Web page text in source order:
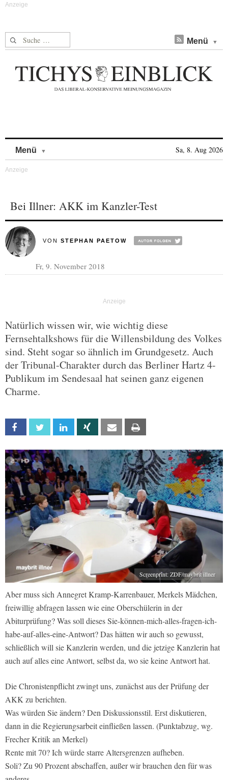
Suche nach: Menü
Menü Sa, 8. Aug 2026
Bei Illner: AKK im Kanzler-Test
VON STEPHAN PAETOW
Fr, 9. November 2018
Natürlich wissen wir, wie wichtig diese
Fernsehtalkshows für die Willensbildung des Volkes
sind. Steht sogar so ähnlich im Grundgesetz. Auch
der Tribunal-Charakter durch das Berliner Hartz 4-
Publikum im Sendesaal hat seinen ganz eigenen
Charme.
Facebook Twitter Linkedin Xing Email
Screenprint: ZDF/maybrit illner
Aber muss sich Annegret Kramp-Karrenbauer, Merkels Mädchen,
freiwillig abfragen lassen wie eine Oberschülerin in der
Abiturprüfung? Was soll dieses Sie-können-mich-alles-fragen-ich-
habe-auf-alles-eine-Antwort? Das hätten wir auch so gewusst,
schließlich will sie Kanzlerin werden, und die jetzige Kanzlerin hat
auch auf alles eine Antwort, selbst da, wo sie keine Antwort hat.
Die Chronistenpflicht zwingt uns, zunächst aus der Prüfung der
AKK zu berichten.
Was würden Sie ändern? Den Diskussionsstil. Erst diskutieren,
dann in die Regierungsarbeit einfließen lassen. (Punktabzug, wg.
Frecher Kritik an Merkel)
Rente mit 70? Ich würde starre Altersgrenzen aufheben.
Soli? Zu 90 Prozent abschaffen, außer wir brauchen den für was